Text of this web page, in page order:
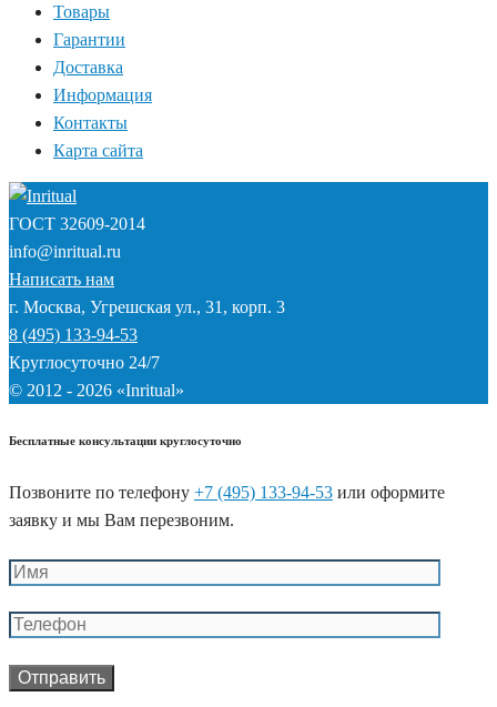
Товары
Гарантии
Доставка
Информация
Контакты
Карта сайта
ГОСТ 32609-2014
info@inritual.ru
Написать нам
г. Москва, Угрешская ул., 31, корп. 3
8 (495) 133-94-53
Круглосуточно 24/7
© 2012 - 2026 «Inritual»
Бесплатные консультации круглосуточно
Позвоните по телефону +7 (495) 133-94-53 или оформите
заявку и мы Вам перезвоним.